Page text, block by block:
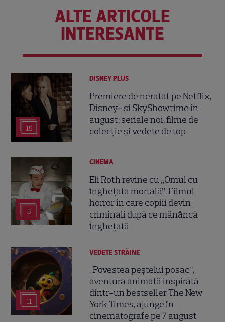
ALTE ARTICOLE
INTERESANTE
15
DISNEY PLUS
Premiere de neratat pe Netflix,
Disney+ și SkyShowtime în
august: seriale noi, filme de
colecție și vedete de top
5
CINEMA
Eli Roth revine cu „Omul cu
înghețata mortală”. Filmul
horror în care copiii devin
criminali după ce mănâncă
înghețată
11
VEDETE STRĂINE
„Povestea peștelui posac”,
aventura animată inspirată
dintr-un bestseller The New
York Times, ajunge în
cinematografe pe 7 august